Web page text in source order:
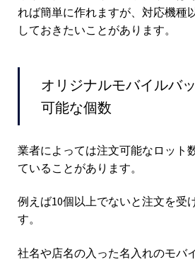
れば簡単に作れますが、対応機種
しておきたいことがあります。
オリジナルモバイルバ
可能な個数
業者によっては注文可能なロット
ていることがあります。
例えば10個以上でないと注文を受
す。
社名や店名の入った名入れのモバ